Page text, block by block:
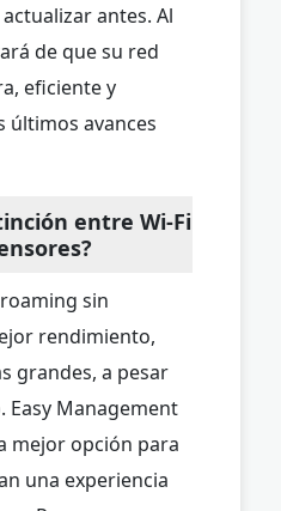
antes. Al
de que su red
eficiente y
últimos avances
entre Wi-Fi
sin
rendimiento,
grandes, a pesar
Easy Management
mejor opción para
una experiencia